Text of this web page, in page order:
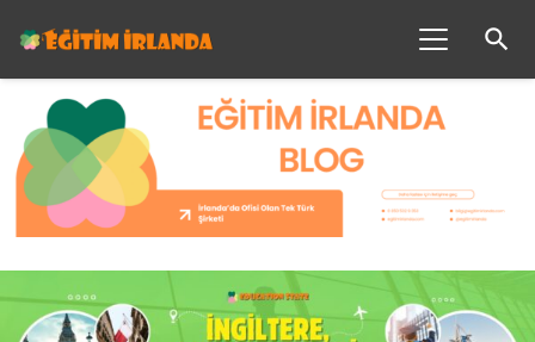
search